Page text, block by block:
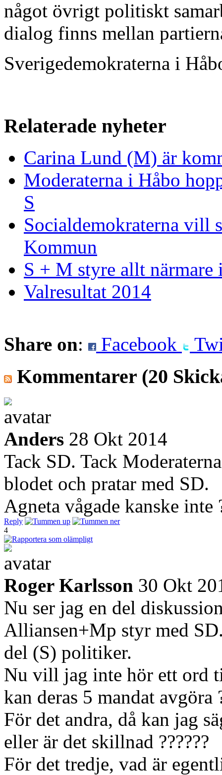
något övrigt politiskt
dialog finns mellan
Sverigedemokraterna i
Relaterade nyheter
Carina Lund (M) är
Moderaterna i Håbo
S
Socialdemokraterna vill
Kommun
S + M styre allt närmare
Valresultat 2014
Share on: Facebook
Kommentarer (20
Anders 28 Okt 2014
Tack SD. Tack
blodet och pratar med SD.
Agneta vågade kanske
Reply
4
Roger Karlsson 30 Okt
Nu ser jag en del
Alliansen+Mp styr med
del (S) politiker.
Nu vill jag inte hör ett ord
kan deras 5 mandat avgöra
För det andra, då kan jag
eller är det skillnad ??????
För det tredje, vad är